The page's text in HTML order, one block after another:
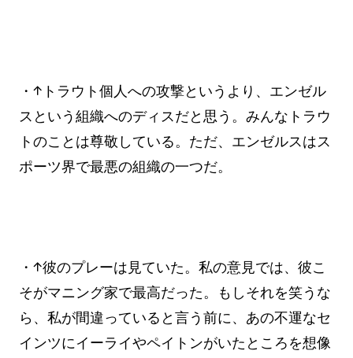
・↑トラウト個人への攻撃というより、エンゼル
スという組織へのディスだと思う。みんなトラウ
トのことは尊敬している。ただ、エンゼルスはス
ポーツ界で最悪の組織の一つだ。
・↑彼のプレーは見ていた。私の意見では、彼こ
そがマニング家で最高だった。もしそれを笑うな
ら、私が間違っていると言う前に、あの不運なセ
インツにイーライやペイトンがいたところを想像